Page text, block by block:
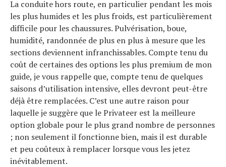
La conduite hors route, en particulier pendant les mois
les plus humides et les plus froids, est particulièrement
difficile pour les chaussures. Pulvérisation, boue,
humidité, randonnée de plus en plus à mesure que les
sections deviennent infranchissables. Compte tenu du
coût de certaines des options les plus premium de mon
guide, je vous rappelle que, compte tenu de quelques
saisons d’utilisation intensive, elles devront peut-être
déjà être remplacées. C’est une autre raison pour
laquelle je suggère que le Privateer est la meilleure
option globale pour le plus grand nombre de personnes
; non seulement il fonctionne bien, mais il est durable
et peu coûteux à remplacer lorsque vous les jetez
inévitablement.